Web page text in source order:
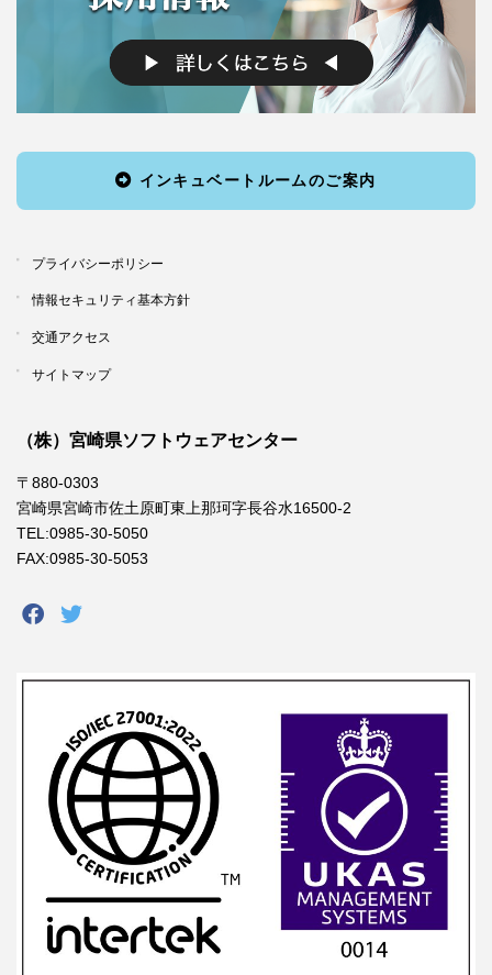
インキュベートルームのご案内
プライバシーポリシー
情報セキュリティ基本方針
交通アクセス
サイトマップ
（株）宮崎県ソフトウェアセンター
〒880-0303
宮崎県宮崎市佐土原町東上那珂字長谷水16500-2
TEL:0985-30-5050
FAX:0985-30-5053